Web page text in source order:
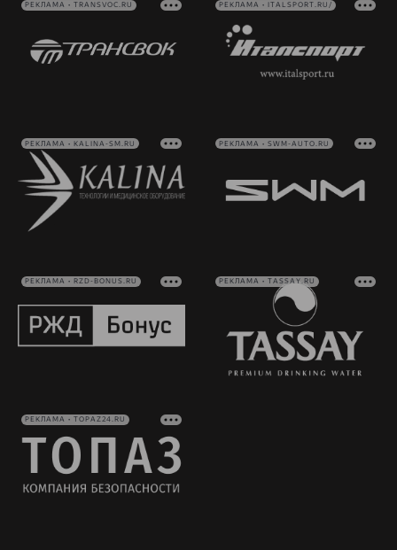
РЕКЛАМА • TRANSVOC.RU РЕКЛАМА • ITALSPORT.RU/
РЕКЛАМА • KALINA-SM.RU РЕКЛАМА • SWM-AUTO.RU
РЕКЛАМА • RZD-BONUS.RU РЕКЛАМА • TASSAY.RU
РЕКЛАМА • TOPAZ24.RU